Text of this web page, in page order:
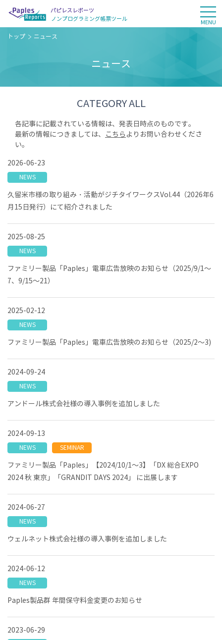
パピレスレポーツ
ノンプログラミング帳票ツール MENU
トップ ニュース
ニュース
CATEGORY ALL
各記事に記載されている情報は、発表日時点のものです。
最新の情報につきましては、
こちら よりお問い合わせくださ
い。
2026-06-23
NEWS
久留米市様の取り組み・活動がジチタイワークスVol.44（2026年6
月15日発行）にて紹介されました
2025-08-25
NEWS
ファミリー製品「Paples」電車広告放映のお知らせ（2025/9/1～
7、9/15～21）
2025-02-12
NEWS
ファミリー製品「Paples」電車広告放映のお知らせ（2025/2～3)
2024-09-24
NEWS
アンドール株式会社様の導入事例を追加しました
2024-09-13
NEWS SEMINAR
ファミリー製品「Paples」【2024/10/1～3】「DX 総合EXPO
2024 秋 東京」「GRANDIT DAYS 2024」 に出展します
2024-06-27
NEWS
ウェルネット株式会社様の導入事例を追加しました
2024-06-12
NEWS
Paples製品群 年間保守料金変更のお知らせ
2023-06-29